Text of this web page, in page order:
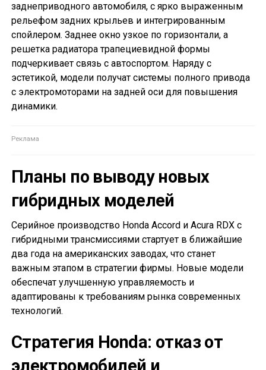
заднеприводного автомобиля, с ярко выраженным
рельефом задних крыльев и интегрированным
спойлером. Заднее окно узкое по горизонтали, а
решетка радиатора трапециевидной формы
подчеркивает связь с автоспортом. Наряду с
эстетикой, модели получат системы полного привода
с электромоторами на задней оси для повышения
динамики.
Планы по выводу новых
гибридных моделей
Серийное производство Honda Accord и Acura RDX с
гибридными трансмиссиями стартует в ближайшие
два года на американских заводах, что станет
важным этапом в стратегии фирмы. Новые модели
обеспечат улучшенную управляемость и
адаптированы к требованиям рынка современных
технологий.
Стратегия Honda: отказ от